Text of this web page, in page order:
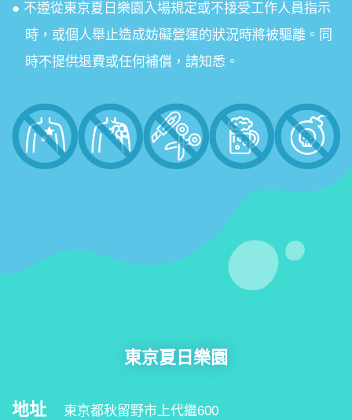
不遵從東京夏日樂園入場規定或不接受工作人員指示
時，或個人舉止造成妨礙營運的狀況時將被驅離。同
時不提供退費或任何補償，請知悉。
東京夏日樂園
地址 東京都秋留野市上代繼600